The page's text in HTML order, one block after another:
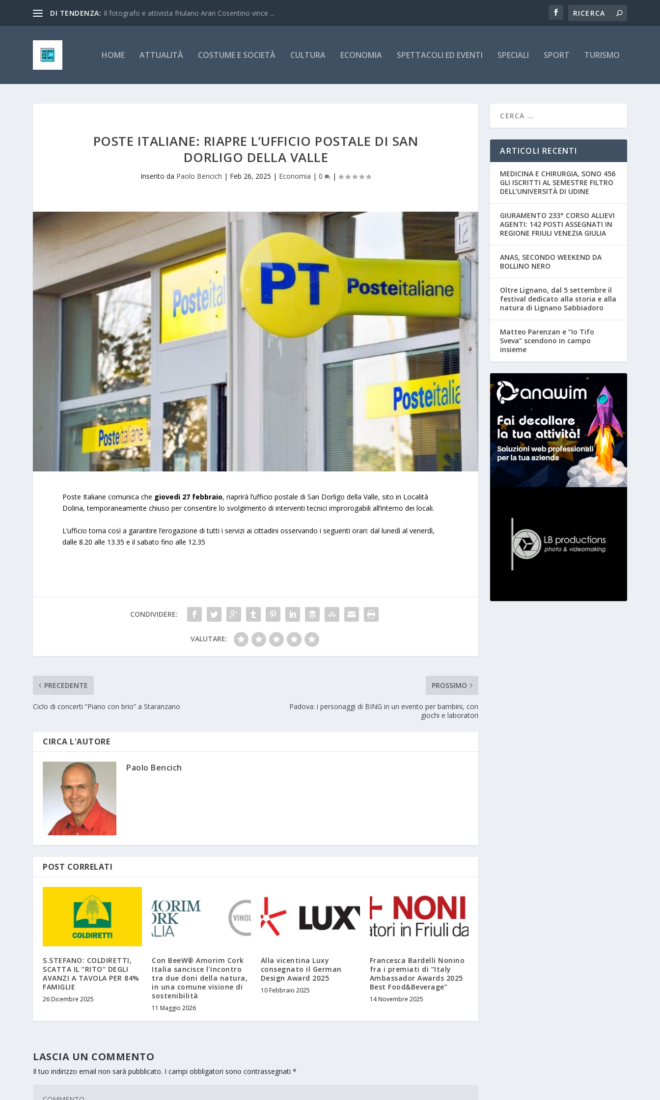
DI TENDENZA: Il fotografo e attivista friulano Aran Cosentino vince ...
HOME ATTUALITÀ COSTUME E SOCIETÀ CULTURA ECONOMIA SPETTACOLI ED EVENTI SPECIALI SPORT TURISMO
POSTE ITALIANE: RIAPRE L’UFFICIO POSTALE DI SAN
DORLIGO DELLA VALLE
Inserito da Paolo Bencich | Feb 26, 2025 | Economia |0 |
Poste Italiane comunica che giovedì 27 febbraio, riaprirà l’ufficio postale di San Dorligo della Valle, sito in Località
Dolina, temporaneamente chiuso per consentire lo svolgimento di interventi tecnici improrogabili all’interno dei locali.
L’ufficio torna così a garantire l’erogazione di tutti i servizi ai cittadini osservando i seguenti orari: dal lunedì al venerdì,
dalle 8.20 alle 13.35 e il sabato fino alle 12.35
CONDIVIDERE:
VALUTARE:
PRECEDENTE
Ciclo di concerti “Piano con brio” a Staranzano
PROSSIMO
Padova: i personaggi di BING in un evento per bambini, con
giochi e laboratori
CIRCA L'AUTORE
Paolo Bencich
POST CORRELATI
S.STEFANO: COLDIRETTI,
SCATTA IL “RITO” DEGLI
AVANZI A TAVOLA PER 84%
FAMIGLIE
26 Dicembre 2025
Con BeeW® Amorim Cork
Italia sancisce l’incontro
tra due doni della natura,
in una comune visione di
sostenibilità
11 Maggio 2026
Alla vicentina Luxy
consegnato il German
Design Award 2025
10 Febbraio 2025
Francesca Bardelli Nonino
fra i premiati di “Italy
Ambassador Awards 2025
Best Food&Beverage”
14 Novembre 2025
LASCIA UN COMMENTO
Il tuo indirizzo email non sarà pubblicato. I campi obbligatori sono contrassegnati*
ARTICOLI RECENTI
MEDICINA E CHIRURGIA, SONO 456
GLI ISCRITTI AL SEMESTRE FILTRO
DELL’UNIVERSITÀ DI UDINE
GIURAMENTO 233° CORSO ALLIEVI
AGENTI: 142 POSTI ASSEGNATI IN
REGIONE FRIULI VENEZIA GIULIA
ANAS, SECONDO WEEKEND DA
BOLLINO NERO
Oltre Lignano, dal 5 settembre il
festival dedicato alla storia e alla
natura di Lignano Sabbiadoro
Matteo Parenzan e “Io Tifo
Sveva” scendono in campo
insieme